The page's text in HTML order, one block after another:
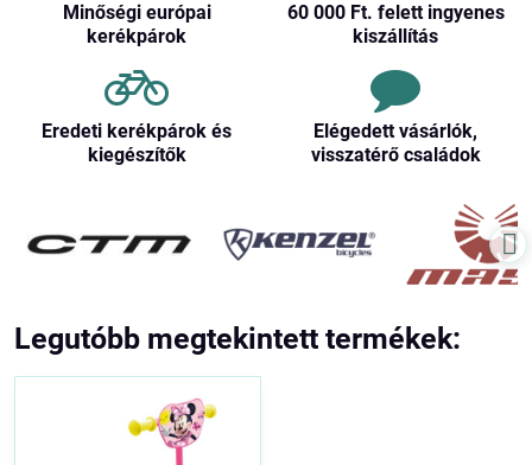
Minőségi európai
kerékpárok
60 000 Ft​. felett ingyenes
kiszállítás
Eredeti kerékpárok és
kiegészítők
Elégedett vásárlók,
visszatérő családok
Legutóbb megtekintett termékek: